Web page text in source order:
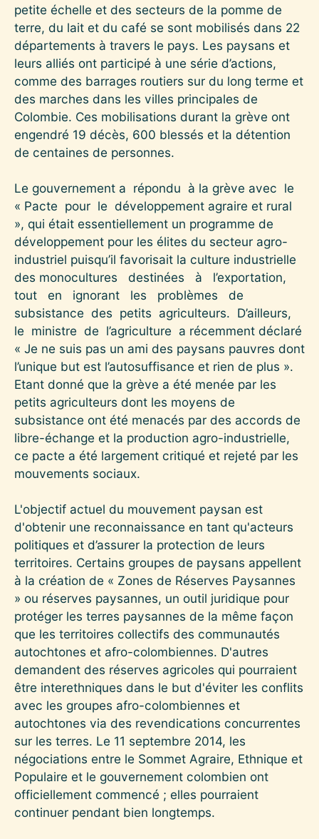
petite échelle et des secteurs de la pomme de
terre, du lait et du café se sont mobilisés dans 22
départements à travers le pays. Les paysans et
leurs alliés ont participé à une série d’actions,
comme des barrages routiers sur du long terme et
des marches dans les villes principales de
Colombie. Ces mobilisations durant la grève ont
engendré 19 décès, 600 blessés et la détention
de centaines de personnes.
Le gouvernement a répondu à la grève avec le
« Pacte pour le développement agraire et rural
», qui était essentiellement un programme de
développement pour les élites du secteur agro-
industriel puisqu’il favorisait la culture industrielle
des monocultures destinées à l’exportation,
tout en ignorant les problèmes de
subsistance des petits agriculteurs. D’ailleurs,
le ministre de l’agriculture a récemment déclaré
« Je ne suis pas un ami des paysans pauvres dont
l’unique but est l’autosuffisance et rien de plus ».
Etant donné que la grève a été menée par les
petits agriculteurs dont les moyens de
subsistance ont été menacés par des accords de
libre-échange et la production agro-industrielle,
ce pacte a été largement critiqué et rejeté par les
mouvements sociaux.
L'objectif actuel du mouvement paysan est
d'obtenir une reconnaissance en tant qu'acteurs
politiques et d’assurer la protection de leurs
territoires. Certains groupes de paysans appellent
à la création de « Zones de Réserves Paysannes
» ou réserves paysannes, un outil juridique pour
protéger les terres paysannes de la même façon
que les territoires collectifs des communautés
autochtones et afro-colombiennes. D'autres
demandent des réserves agricoles qui pourraient
être interethniques dans le but d'éviter les conflits
avec les groupes afro-colombiennes et
autochtones via des revendications concurrentes
sur les terres. Le 11 septembre 2014, les
négociations entre le Sommet Agraire, Ethnique et
Populaire et le gouvernement colombien ont
officiellement commencé ; elles pourraient
continuer pendant bien longtemps.